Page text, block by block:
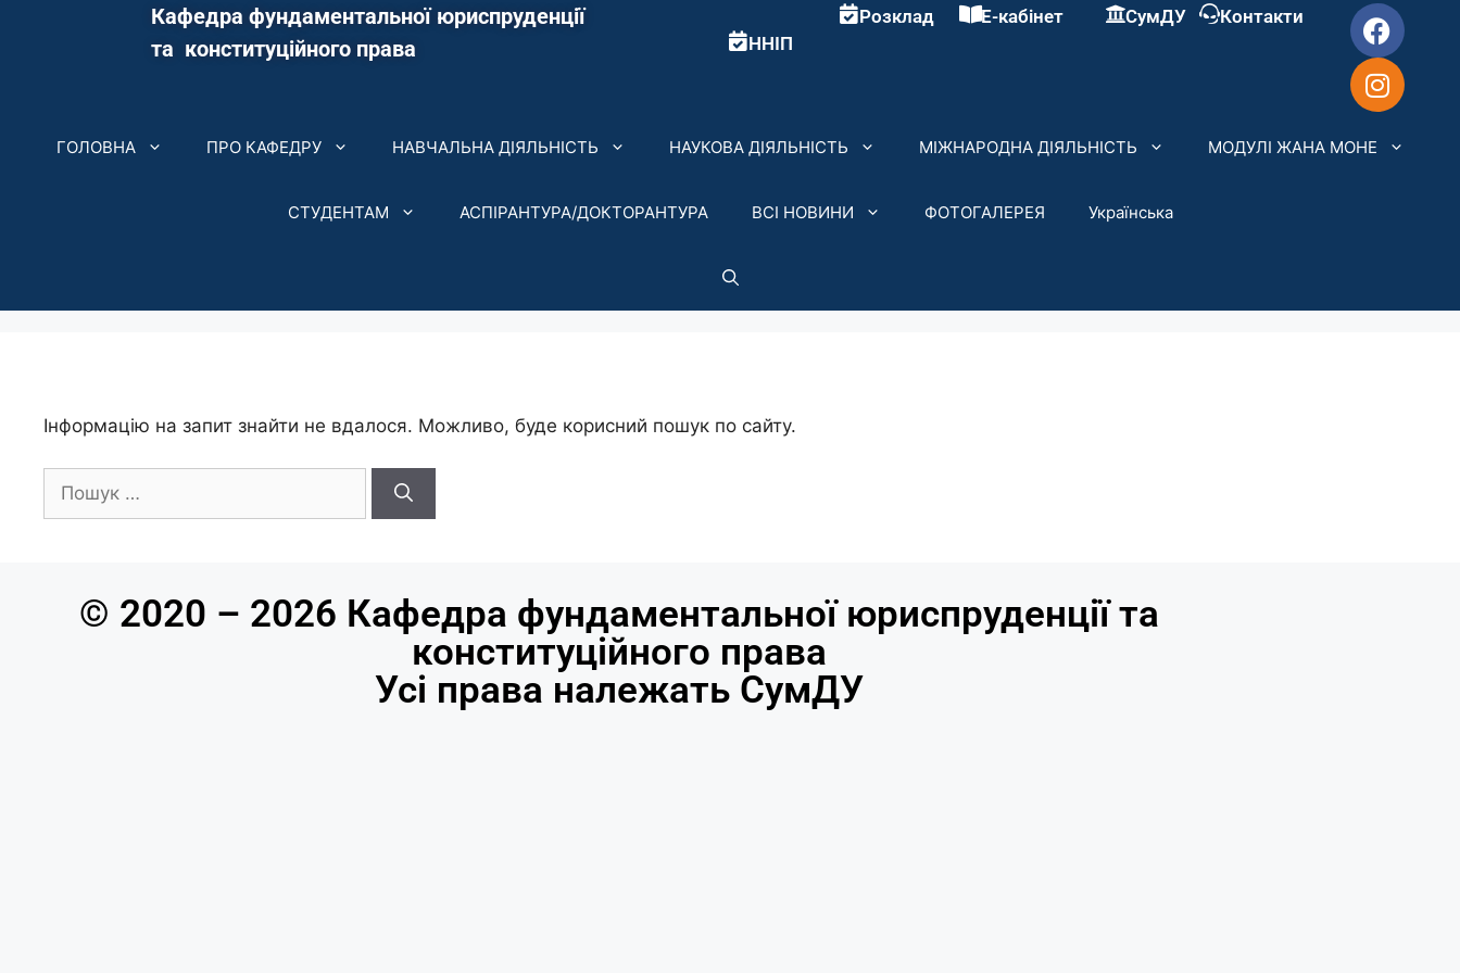
Кафедра фундаментальної юриспруденції
та конституційного права
ННІП
Розклад Е-кабінет СумДУ Контакти
ГОЛОВНА ПРО КАФЕДРУ НАВЧАЛЬНА ДІЯЛЬНІСТЬ НАУКОВА ДІЯЛЬНІСТЬ МІЖНАРОДНА ДІЯЛЬНІСТЬ МОДУЛІ ЖАНА МОНЕ
СТУДЕНТАМ АСПІРАНТУРА/ДОКТОРАНТУРА ВСІ НОВИНИ ФОТОГАЛЕРЕЯ Українська
Інформацію на запит знайти не вдалося. Можливо, буде корисний пошук по сайту.
© 2020 – 2026 Кафедра фундаментальної юриспруденції та
конституційного права
Усі права належать СумДУ